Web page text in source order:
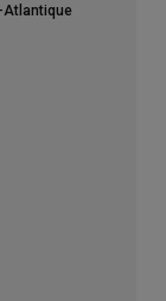
Atlantique